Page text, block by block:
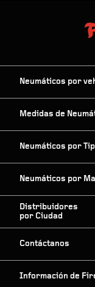
Neumáticos por
Medidas de
Neumáticos por
Neumáticos por
Distribuidores
por Ciudad
Contáctanos
Información de